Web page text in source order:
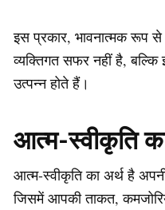
इस प्रकार, भावनात्मक
व्यक्तिगत सफर नहीं है, बल्कि
उत्पन्न होते हैं।
आत्म-स्वीकृति
आत्म-स्वीकृति का अर्थ है
जिसमें आपकी ताकत,